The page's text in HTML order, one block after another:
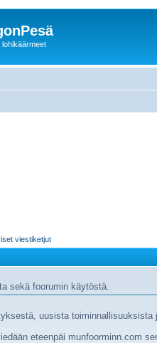
lohikäärmeet
viestiketjut
sekä foorumin käytöstä.
uusista toiminnallisuuksista
eteenpäi munfoorminn.com